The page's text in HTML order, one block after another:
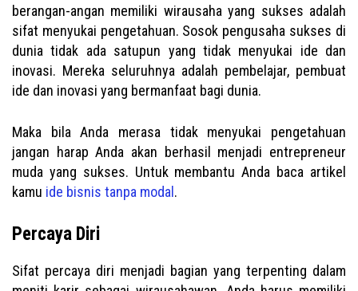
berangan-angan memiliki wirausaha yang sukses adalah
sifat menyukai pengetahuan. Sosok pengusaha sukses di
dunia tidak ada satupun yang tidak menyukai ide dan
inovasi. Mereka seluruhnya adalah pembelajar, pembuat
ide dan inovasi yang bermanfaat bagi dunia.
Maka bila Anda merasa tidak menyukai pengetahuan
jangan harap Anda akan berhasil menjadi entrepreneur
muda yang sukses. Untuk membantu Anda baca artikel
kamu ide bisnis tanpa modal.
Percaya Diri
Sifat percaya diri menjadi bagian yang terpenting dalam